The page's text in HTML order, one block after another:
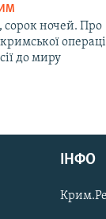
сорок ночей. Про
до миру
ІНФО